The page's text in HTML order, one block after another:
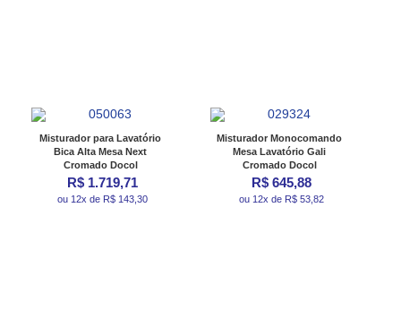
Misturador para Lavatório
Bica Alta Mesa Next
Cromado Docol
R$ 1.719,71
ou 12x de R$ 143,30
Misturador Monocomando
Mesa Lavatório Gali
Cromado Docol
R$ 645,88
ou 12x de R$ 53,82